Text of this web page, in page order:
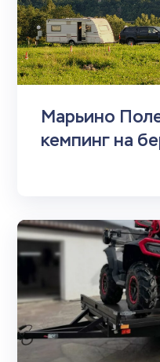
Марьино
кемпинг на